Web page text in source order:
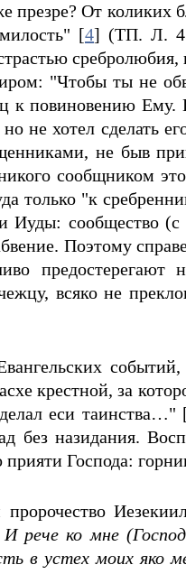
презре? От
[4] (ТП. Л.
"Чтобы ты не
к повиновению
не хотел сделать
не быв
сообщником
только "к
сообщество
Поэтому
всяко не
крестной, за
еси таинства…"
без назидания.
Господа:
рече ко мне
в устех моих яко